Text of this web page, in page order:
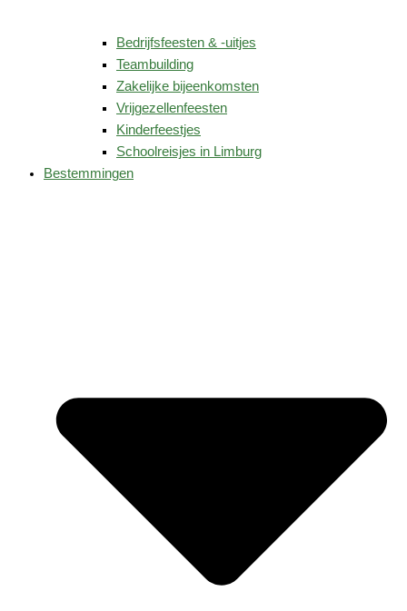
Bedrijfsfeesten & -uitjes
Teambuilding
Zakelijke bijeenkomsten
Vrijgezellenfeesten
Kinderfeestjes
Schoolreisjes in Limburg
Bestemmingen